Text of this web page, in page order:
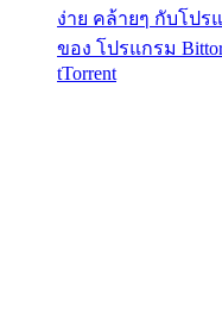
ง่าย คล้ายๆ กับโปร
ของ โปรแกรม
tTorrent